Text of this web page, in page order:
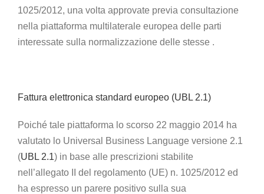
1025/2012, una volta approvate previa consultazione
nella piattaforma multilaterale europea delle parti
interessate sulla normalizzazione delle stesse .
Fattura elettronica standard europeo (UBL 2.1)
Poiché tale piattaforma lo scorso 22 maggio 2014 ha
valutato lo Universal Business Language versione 2.1
(UBL 2.1) in base alle prescrizioni stabilite
nell’allegato II del regolamento (UE) n. 1025/2012 ed
ha espresso un parere positivo sulla sua